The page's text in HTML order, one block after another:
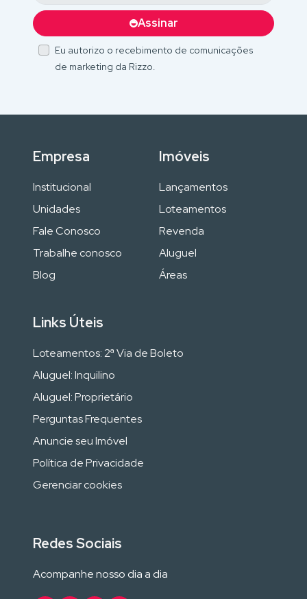
Assinar
Eu autorizo o recebimento de comunicações
de marketing da Rizzo.
Empresa
Institucional
Unidades
Fale Conosco
Trabalhe conosco
Blog
Imóveis
Lançamentos
Loteamentos
Revenda
Aluguel
Áreas
Links Úteis
Loteamentos: 2ª Via de Boleto
Aluguel: Inquilino
Aluguel: Proprietário
Perguntas Frequentes
Anuncie seu Imóvel
Política de Privacidade
Gerenciar cookies
Redes Sociais
Acompanhe nosso dia a dia